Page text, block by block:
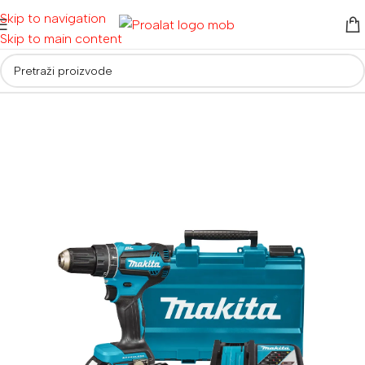
Skip to navigation
Skip to main content
Početna/ Akumulatorski alati